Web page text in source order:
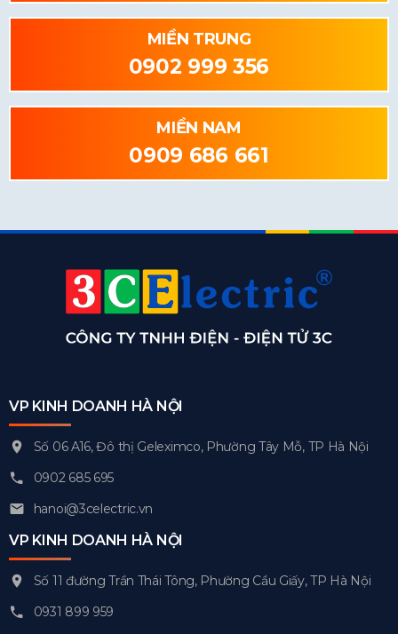
MIỀN TRUNG
0902 999 356
MIỀN NAM
0909 686 661
VP KINH DOANH HÀ NỘI
Số 06 A16, Đô thị Geleximco, Phường Tây Mỗ, TP Hà Nội
0902 685 695
hanoi@3celectric.vn
VP KINH DOANH HÀ NỘI
Số 11 đường Trần Thái Tông, Phường Cầu Giấy, TP Hà Nội
0931 899 959